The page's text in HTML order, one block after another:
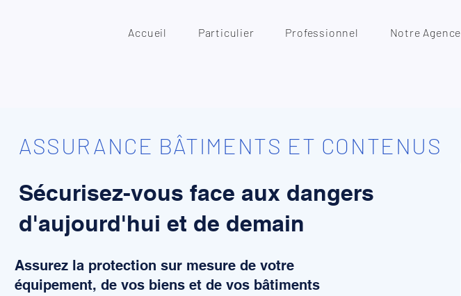
Accueil Particulier Professionnel Notre Agence
ASSURANCE BÂTIMENTS ET CONTENUS
Sécurisez-vous face aux dangers
d'aujourd'hui et de demain
Assurez la protection sur mesure de votre
équipement, de vos biens et de vos bâtiments